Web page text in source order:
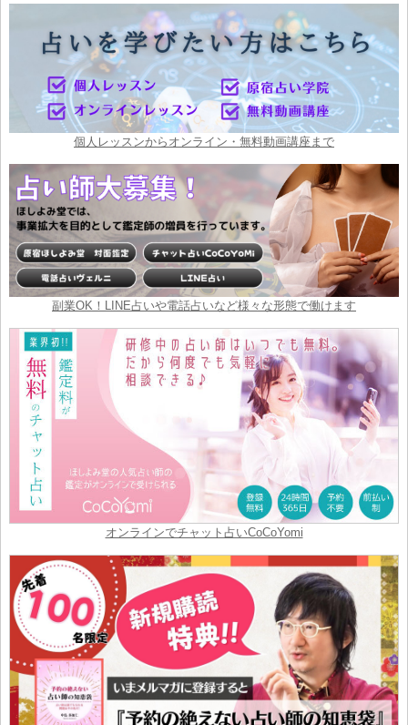
個人レッスンからオンライン・無料動画講座まで
副業OK！LINE占いや電話占いなど様々な形態で働けます
オンラインでチャット占いCoCoYomi